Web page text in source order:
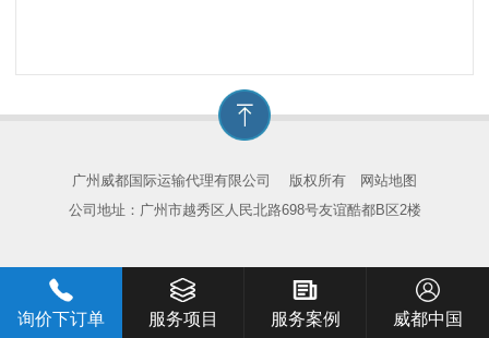
广州威都国际运输代理有限公司 版权所有
网站地图
公司地址：广州市越秀区人民北路698号友谊酷都B区2楼
询价下订单 服务项目 服务案例 威都中国